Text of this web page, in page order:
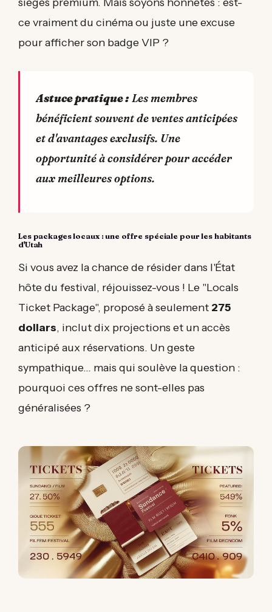
ce vraiment du cinéma ou juste une excuse
pour afficher son badge VIP ?
Astuce pratique :Les membres
bénéficient souvent de ventes anticipées
et d'avantages exclusifs. Une
opportunité à considérer pour accéder
aux meilleures options.
Les packages locaux : une offre spéciale pour les habitants
d'Utah
Si vous avez la chance de résider dans l'État
hôte du festival, réjouissez-vous ! Le "Locals
Ticket Package", proposé à seulement 275
dollars, inclut dix projections et un accès
anticipé aux réservations. Un geste
sympathique... mais qui soulève la question :
pourquoi ces offres ne sont-elles pas
généralisées ?